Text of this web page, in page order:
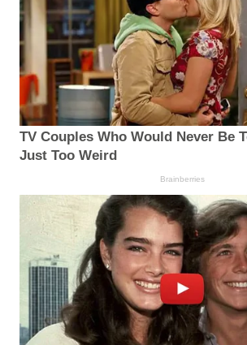
TV Couples Who Would Never Be
Just Too Weird
Brainberries